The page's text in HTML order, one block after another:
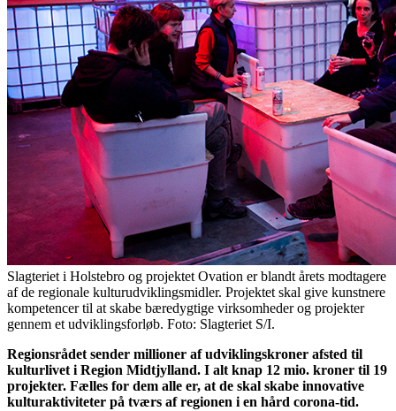
Slagteriet i Holstebro og projektet Ovation er blandt årets modtagere
af de regionale kulturudviklingsmidler. Projektet skal give kunstnere
kompetencer til at skabe bæredygtige virksomheder og projekter
gennem et udviklingsforløb. Foto: Slagteriet S/I.
Regionsrådet sender millioner af udviklingskroner afsted til
kulturlivet i Region Midtjylland. I alt knap 12 mio. kroner til 19
projekter. Fælles for dem alle er, at de skal skabe innovative
kulturaktiviteter på tværs af regionen i en hård corona-tid.